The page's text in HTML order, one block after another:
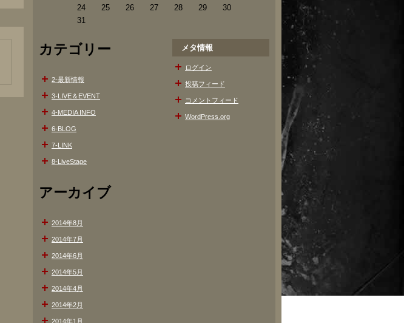
24
25 26 27 28 29
30
31
カテゴリー
2-最新情報
3-LIVE＆EVENT
4-MEDIA INFO
6-BLOG
7-LINK
8-LiveStage
アーカイブ
2014年8月
2014年7月
2014年6月
2014年5月
2014年4月
2014年2月
2014年1月
メタ情報
ログイン
投稿フィード
コメントフィード
WordPress.org